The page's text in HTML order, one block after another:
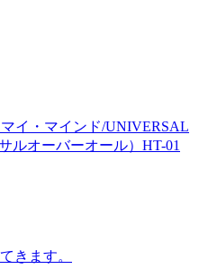
イ・マインド/UNIVERSAL
ルオーバーオール）HT-01
きます。